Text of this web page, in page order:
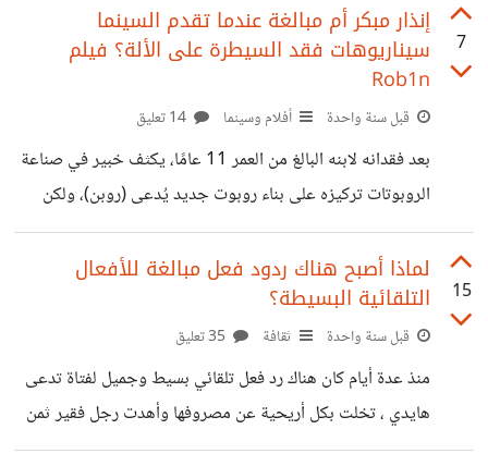
نموذج شائع في الأفلام والمسلسلات منذ ظهور رشدي أباظة في
أفلامه أشهرهم الزوجة 13 ، وصولاً لعادل إمام بجملته الشهيرة
(أنا مفيش مرا مبتحبنيش) هذا النموذج هو نموذج شائع للغاية
بالحقيقة يبدو مرفوض السلوك ظاهرياً ،ولكن بالحقيقة النساء
تحب هذا النموذج (وبحكم التجربة الشخصية لنماذج رأيتها
بعيني) وجدت أن معظم النساء تميل إلى
7
إنذار مبكر أم مبالغة عندما تقدم السينما
سيناريوهات فقد السيطرة على الألة؟ فيلم
Rob1n
قبل سنة واحدة أفلام وسينما
بعد فقدانه لابنه البالغ من العمر 11 عامًا، يكثف خبير في صناعة
الروبوتات تركيزه على بناء روبوت جديد يُدعى (روبن)، ولكن
تتسبب دميته الآلية في سلسلة من الأحداث المروعة ، فيلم رعب
جديد يعكس مخاوف البشر من تقنيات الذكاء الاصطناعي
والربوتات والذعر من خروجها عن السيطرة ، وهو أمر شائع
تعكسه الغالبية العظمى من الأفلام والمسلسلات الحديثة والتي
تتشارك جميعاً فيما يبدو بالقول بطريقة أو بأخرى : أحذروا الذكاء
الاصطناعي فهو قادر على تدمير البشر بهذه الطريقة الاولى ، أو
15
لماذا أصبح هناك ردود فعل مبالغة للأفعال
التلقائية البسيطة؟
قبل سنة واحدة ثقافة
منذ عدة أيام كان هناك رد فعل تلقائي بسيط وجميل لفتاة تدعى
هايدي ، تخلت بكل أريحية عن مصروفها وأهدت رجل فقير ثمن
(الشيء) الذي قامت بشراءه ، لتنفجر منصات التواصل وحتى